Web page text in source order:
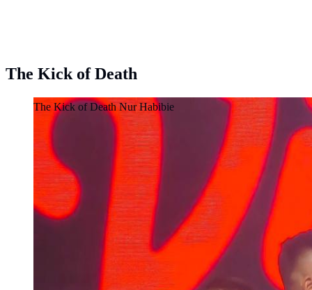
The Kick of Death
The Kick of Death Nur Habibie